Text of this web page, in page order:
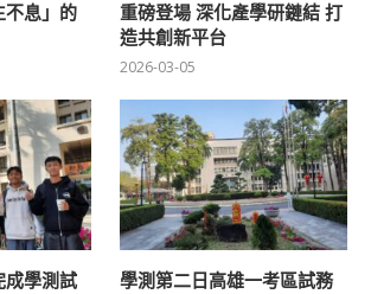
不息」的
重磅登場 深化產學研鏈結 打
造共創新平台
2026-03-05
成學測試
學測第二日高雄一考區試務